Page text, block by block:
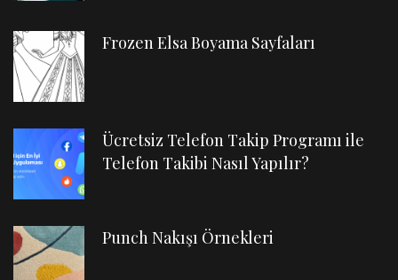
Frozen Elsa Boyama Sayfaları
Ücretsiz Telefon Takip Programı ile
Telefon Takibi Nasıl Yapılır?
Punch Nakışı Örnekleri